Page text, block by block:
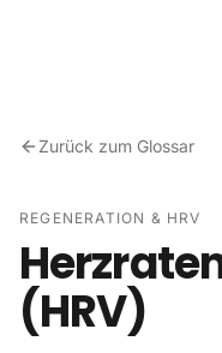
Zurück zum Glossar
REGENERATION & HRV
(HRV)